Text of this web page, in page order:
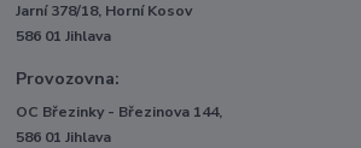
Jarní 378/18, Horní Kosov
586 01 Jihlava
Provozovna:
OC Březinky - Březinova 144,
586 01 Jihlava